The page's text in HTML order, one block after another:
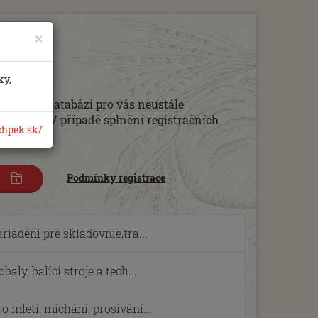
Tuto databázi pro vás neustále
zašlete. V případě splnění registračních
Podmínky registrace
pre skladovnie,tra...
balící stroje a tech...
mletí, míchání, prosívání...
×